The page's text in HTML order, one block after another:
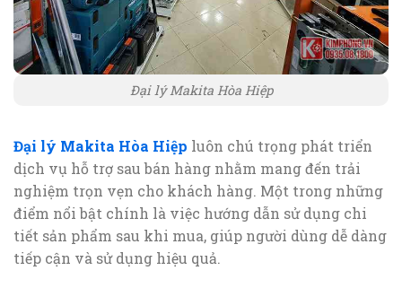
Đại lý Makita Hòa Hiệp
Đại lý Makita Hòa Hiệp luôn chú trọng phát triển
dịch vụ hỗ trợ sau bán hàng nhằm mang đến trải
nghiệm trọn vẹn cho khách hàng. Một trong những
điểm nổi bật chính là việc hướng dẫn sử dụng chi
tiết sản phẩm sau khi mua, giúp người dùng dễ dàng
tiếp cận và sử dụng hiệu quả.